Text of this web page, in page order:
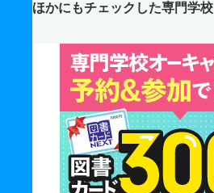
ほかにもチェックした専門学校